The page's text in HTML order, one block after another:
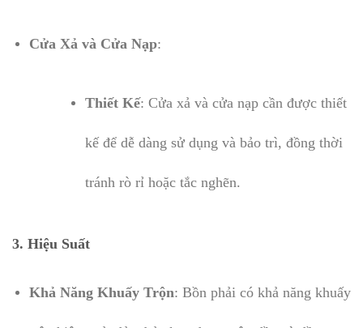
Cửa Xả và Cửa Nạp:
Thiết Kế: Cửa xả và cửa nạp cần được thiết
kế để dễ dàng sử dụng và bảo trì, đồng thời
tránh rò rỉ hoặc tắc nghẽn.
3. Hiệu Suất
Khả Năng Khuấy Trộn: Bồn phải có khả năng khuấy